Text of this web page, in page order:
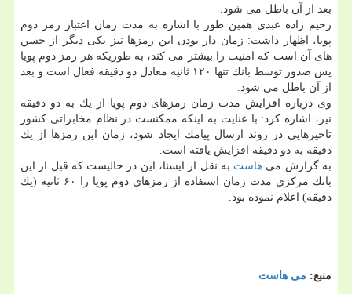
بعد از آن باطل می شود.
رحیم زاده عبدی همین طور با اشاره به مدت زمان اعتبار رمز دوم
پویا، اظهار داشت: زمان دار بودن این رمزها نیز یكی دیگر از حسن
های آن است كه امنیت را بیشتر می كند، به طوریكه هر رمز دوم پویا
پس صدور توسط بانك تنها ۱۲۰ ثانیه معادل دو دقیقه فعال است و بعد
از آن باطل می شود.
وی درباره افزایش مدت زمان رمزهای دوم پویا از یك به دو دقیقه
نیز، اشاره كرد: با عنایت به اینكه ممكنست در نظام مخابراتی كشور
تاخیرهایی در روند ارسال پیامك ایجاد شود، زمان این رمزها از یك
دقیقه به دو دقیقه افزایش یافته است.
به گزارش می هاست به نقل از ایسنا، این در حالیست كه قبل از این
بانك مركزی مدت زمان استفاده از رمزهای دوم پویا را ۶۰ ثانیه (یك
دقیقه) اعلام نموده بود.
منبع: می هاست